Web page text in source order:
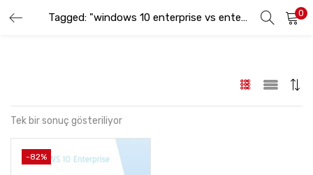
Tagged: "windows 10 enterprise vs enterprise ltsb" 0
GIRIŞ YAP KAYIT OL
Beni hatırla
Tek bir sonuç gösteriliyor
-82%